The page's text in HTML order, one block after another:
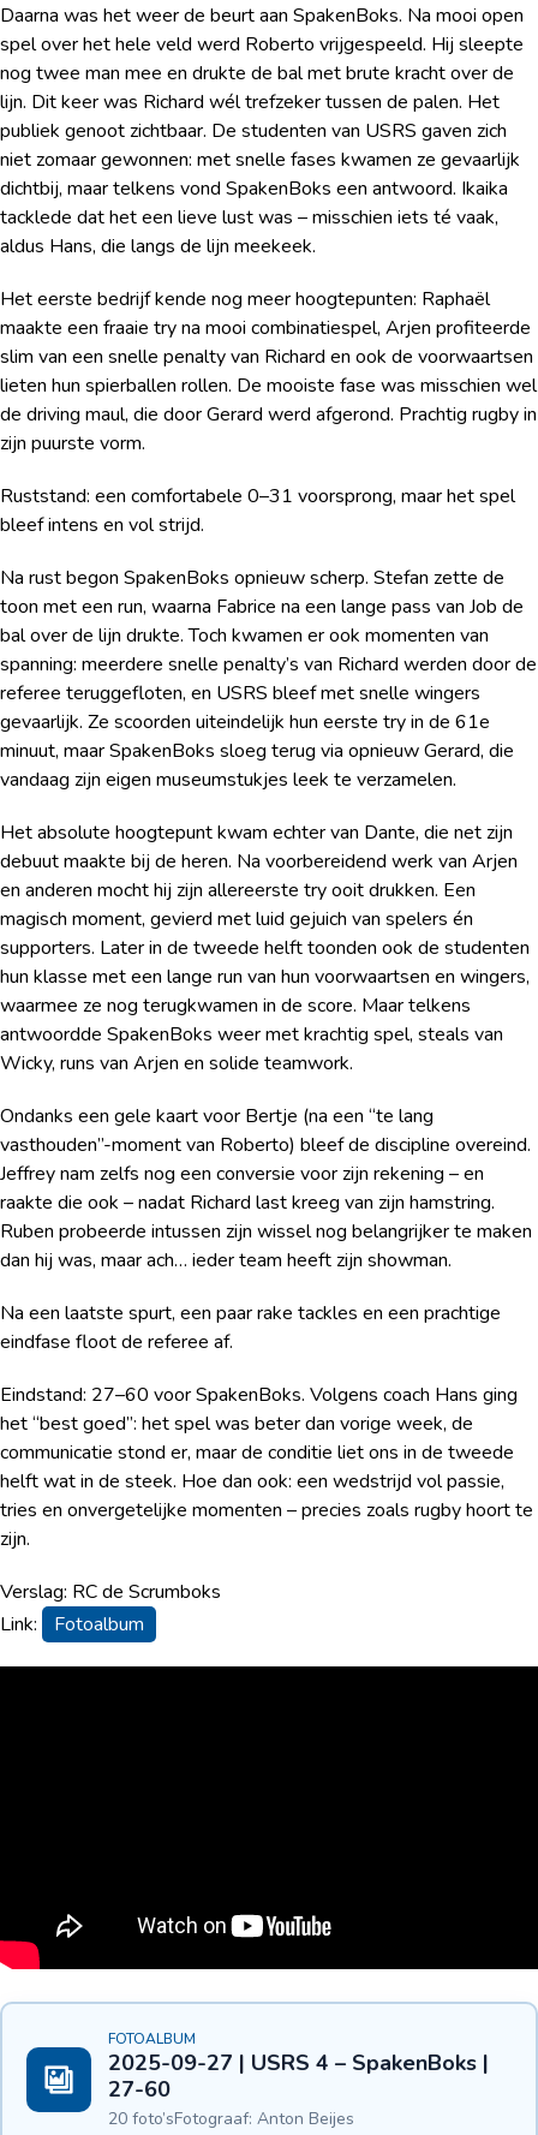
Daarna was het weer de beurt aan SpakenBoks. Na mooi open
spel over het hele veld werd Roberto vrijgespeeld. Hij sleepte
nog twee man mee en drukte de bal met brute kracht over de
lijn. Dit keer was Richard wél trefzeker tussen de palen. Het
publiek genoot zichtbaar. De studenten van USRS gaven zich
niet zomaar gewonnen: met snelle fases kwamen ze gevaarlijk
dichtbij, maar telkens vond SpakenBoks een antwoord. Ikaika
tacklede dat het een lieve lust was – misschien iets té vaak,
aldus Hans, die langs de lijn meekeek.
Het eerste bedrijf kende nog meer hoogtepunten: Raphaël
maakte een fraaie try na mooi combinatiespel, Arjen profiteerde
slim van een snelle penalty van Richard en ook de voorwaartsen
lieten hun spierballen rollen. De mooiste fase was misschien wel
de driving maul, die door Gerard werd afgerond. Prachtig rugby in
zijn puurste vorm.
Ruststand: een comfortabele 0–31 voorsprong, maar het spel
bleef intens en vol strijd.
Na rust begon SpakenBoks opnieuw scherp. Stefan zette de
toon met een run, waarna Fabrice na een lange pass van Job de
bal over de lijn drukte. Toch kwamen er ook momenten van
spanning: meerdere snelle penalty’s van Richard werden door de
referee teruggefloten, en USRS bleef met snelle wingers
gevaarlijk. Ze scoorden uiteindelijk hun eerste try in de 61e
minuut, maar SpakenBoks sloeg terug via opnieuw Gerard, die
vandaag zijn eigen museumstukjes leek te verzamelen.
Het absolute hoogtepunt kwam echter van Dante, die net zijn
debuut maakte bij de heren. Na voorbereidend werk van Arjen
en anderen mocht hij zijn allereerste try ooit drukken. Een
magisch moment, gevierd met luid gejuich van spelers én
supporters. Later in de tweede helft toonden ook de studenten
hun klasse met een lange run van hun voorwaartsen en wingers,
waarmee ze nog terugkwamen in de score. Maar telkens
antwoordde SpakenBoks weer met krachtig spel, steals van
Wicky, runs van Arjen en solide teamwork.
Ondanks een gele kaart voor Bertje (na een “te lang
vasthouden”-moment van Roberto) bleef de discipline overeind.
Jeffrey nam zelfs nog een conversie voor zijn rekening – en
raakte die ook – nadat Richard last kreeg van zijn hamstring.
Ruben probeerde intussen zijn wissel nog belangrijker te maken
dan hij was, maar ach… ieder team heeft zijn showman.
Na een laatste spurt, een paar rake tackles en een prachtige
eindfase floot de referee af.
Eindstand: 27–60 voor SpakenBoks. Volgens coach Hans ging
het “best goed”: het spel was beter dan vorige week, de
communicatie stond er, maar de conditie liet ons in de tweede
helft wat in de steek. Hoe dan ook: een wedstrijd vol passie,
tries en onvergetelijke momenten – precies zoals rugby hoort te
zijn.
Verslag: RC de Scrumboks
Link:
Fotoalbum
FOTOALBUM
2025-09-27 | USRS 4 – SpakenBoks |
27-60
20 foto’sFotograaf: Anton Beijes